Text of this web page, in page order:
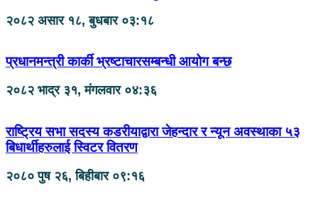
२०८२ असार १८, बुधबार ०३:१८
प्रधानमन्त्री कार्की भ्रष्टाचारसम्बन्धी आयोग बन्छ
२०८२ भाद्र ३१, मंगलवार ०४:३६
राष्ट्रिय सभा सदस्य कडरीयाद्वारा जेहन्दार र न्यून अवस्थाका ५३
बिधार्थीहरुलाई स्विटर वितरण
२०८० पुष २६, बिहीबार ०९:१६